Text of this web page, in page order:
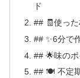
ド
## 🧾使っ
## ✨6分で
## 🌟味のポ
## 🍽 不定